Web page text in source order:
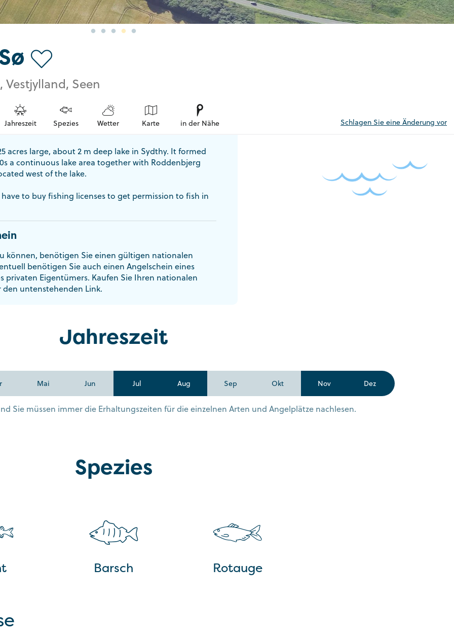
Seen
Jahreszeit Spezies Wetter Karte in der Nähe Schlagen Sie eine Änderung vor
acres large, about 2 m deep lake in Sydthy. It formed
a continuous lake area together with Roddenbjerg
west of the lake.
to buy fishing licenses to get permission to fish in
können, benötigen Sie einen gültigen nationalen
benötigen Sie auch einen Angelschein eines
privaten Eigentümers. Kaufen Sie Ihren nationalen
untenstehenden Link.
Jahreszeit
Mai Jun Jul Aug Sep Okt Nov Dez
Sie müssen immer die Erhaltungszeiten für die einzelnen Arten und Angelplätze nachlesen.
Spezies
Barsch Rotauge